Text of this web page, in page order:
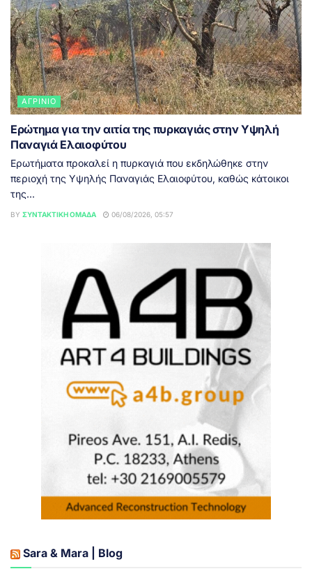
ΑΓΡΊΝΙΟ
Ερώτημα για την αιτία της πυρκαγιάς στην Υψηλή
Παναγιά Ελαιοφύτου
Ερωτήματα προκαλεί η πυρκαγιά που εκδηλώθηκε στην
περιοχή της Υψηλής Παναγιάς Ελαιοφύτου, καθώς κάτοικοι
της...
BY ΣΥΝΤΑΚΤΙΚΉ ΟΜΆΔΑ 06/08/2026, 05:57
Sara & Mara | Blog